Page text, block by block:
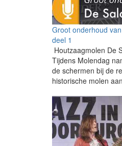
Groot onderhoud
deel 1
Houtzaagmolen De
Tijdens Molendag
de schermen bij de
historische molen